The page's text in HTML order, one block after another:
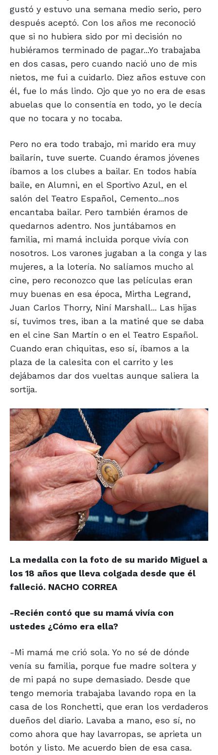
gustó y estuvo una semana medio serio, pero
después aceptó. Con los años me reconoció
que si no hubiera sido por mi decisión no
hubiéramos terminado de pagar...Yo trabajaba
en dos casas, pero cuando nació uno de mis
nietos, me fui a cuidarlo. Diez años estuve con
él, fue lo más lindo. Ojo que yo no era de esas
abuelas que lo consentía en todo, yo le decía
que no tocara y no tocaba.
Pero no era todo trabajo, mi marido era muy
bailarín, tuve suerte. Cuando éramos jóvenes
íbamos a los clubes a bailar. En todos había
baile, en Alumni, en el Sportivo Azul, en el
salón del Teatro Español, Cemento...nos
encantaba bailar. Pero también éramos de
quedarnos adentro. Nos juntábamos en
familia, mi mamá incluida porque vivía con
nosotros. Los varones jugaban a la conga y las
mujeres, a la lotería. No salíamos mucho al
cine, pero reconozco que las películas eran
muy buenas en esa época, Mirtha Legrand,
Juan Carlos Thorry, Niní Marshall... Las hijas
sí, tuvimos tres, iban a la matiné que se daba
en el cine San Martín o en el Teatro Español.
Cuando eran chiquitas, eso sí, íbamos a la
plaza de la calesita con el carrito y les
dejábamos dar dos vueltas aunque saliera la
sortija.
La medalla con la foto de su marido Miguel a
los 18 años que lleva colgada desde que él
falleció. NACHO CORREA
-Recién contó que su mamá vivía con
ustedes ¿Cómo era ella?
-Mi mamá me crió sola. Yo no sé de dónde
venía su familia, porque fue madre soltera y
de mi papá no supe demasiado. Desde que
tengo memoria trabajaba lavando ropa en la
casa de los Ronchetti, que eran los verdaderos
dueños del diario. Lavaba a mano, eso sí, no
como ahora que hay lavarropas, se aprieta un
botón y listo. Me acuerdo bien de esa casa.